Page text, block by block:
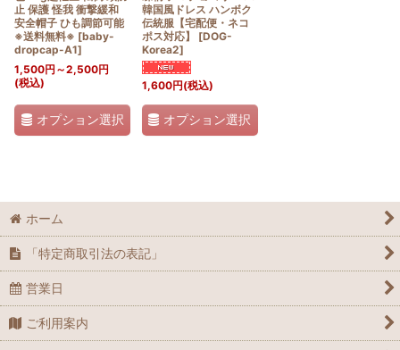
止 保護 怪我 衝撃緩和
安全帽子 ひも調節可能
※送料無料※ [baby-
dropcap-A1]
1,500円 ～2,500円
(税込)
オプション選択
韓国風ドレス ハンボク
伝統服【宅配便・ネコ
ポス対応】
[DOG-
Korea2]
1,600円(税込)
オプション選択
ホーム
「特定商取引法の表記」
営業日
ご利用案内